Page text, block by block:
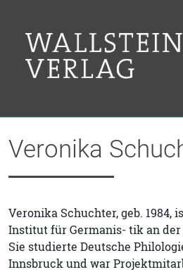
Veronika
Veronika Schuchter, geb. 1984,
Institut für Germanis- tik an
Sie studierte Deutsche
Innsbruck und war